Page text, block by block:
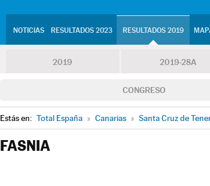
NOTICIAS RESULTADOS 2023 RESULTADOS 2019
2019 2019-28A
CONGRESO
Estás en: Total España » Canarias » Santa Cruz de
FASNIA